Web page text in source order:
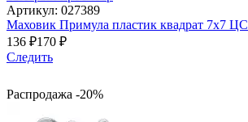
Артикул: 027389
Маховик Примула пластик квадрат 7х7 ЦС
136 ₽170 ₽
Следить
Распродажа -20%